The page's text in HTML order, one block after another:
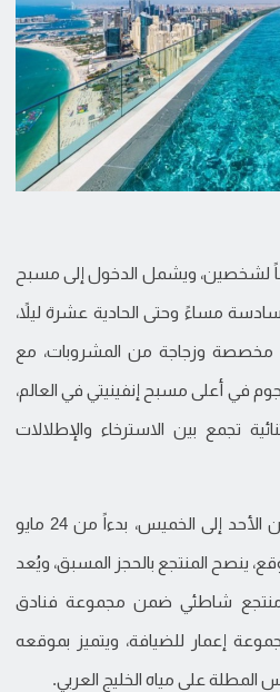
بسعر 377 درهماً لشخصين، ويشمل الدخول إلى مسبح
مساءً وحتى الحادية عشرة ليلاً،
مخصصة وزجاجة من المشروبات، مع
في أعلى مسبح إنفينيتي في العالم،
تجمع بين الاسترخاء والإطلالات
تتوفر تجربة السباحة الليلية من الأحد إلى الخميس، بدءاً من 24 مايو
المتوقع، ينصح المنتجع بالحجز المسبق، ويُعد
شاطئي ضمن مجموعة فنادق
إعمار للضيافة، ويتميز بموقعه
على مياه الخليج العربي.